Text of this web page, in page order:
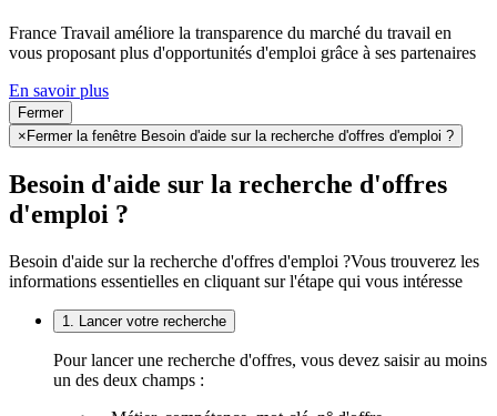
France Travail améliore la transparence du marché du travail en
vous proposant plus d'opportunités d'emploi grâce à ses partenaires
En savoir plus
Fermer
×Fermer la fenêtre Besoin d'aide sur la recherche d'offres d'emploi ?
Besoin d'aide sur la recherche d'offres
d'emploi ?
Besoin d'aide sur la recherche d'offres d'emploi ?Vous trouverez les
informations essentielles en cliquant sur l'étape qui vous intéresse
1. Lancer votre recherche
Pour lancer une recherche d'offres, vous devez saisir au moins
un des deux champs :